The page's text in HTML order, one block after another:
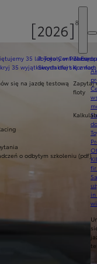
35 lat Toyoty w Polsce
35 wyjątkowych ofert
się na jazdę testową
Toyota Central
Skontaktuj się zKomfort
Zapytaj
floty
o odbytym szkoleniu (pdf)